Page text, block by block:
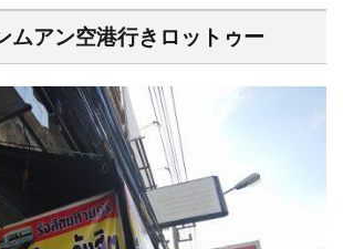
ムアン空港行きロットゥー